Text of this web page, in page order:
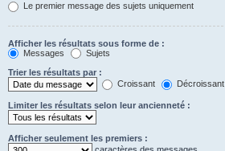
Le premier message des sujets uniquement
Afficher les résultats sous forme de :
Messages
Sujets
Trier les résultats par :
Croissant
Décroissant
Limiter les résultats selon leur ancienneté :
Afficher seulement les premiers :